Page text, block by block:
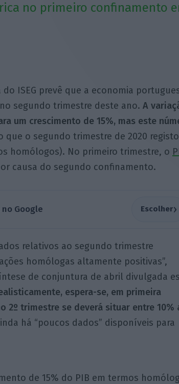
no primeiro confinamento
ISEG prevê que a economia
segundo trimestre deste ano. A
um crescimento de 15%, mas este
que o segundo trimestre de 2020
homólogos). No primeiro trimestre, o
causa do segundo confinamento.
Google Escolher›
relativos ao segundo trimestre
homólogas altamente positivas”,
de conjuntura de abril divulgada
espera-se, em primeira
2º trimestre se deverá situar entre 10%
há “poucos dados” disponíveis para
de 15% do PIB em termos